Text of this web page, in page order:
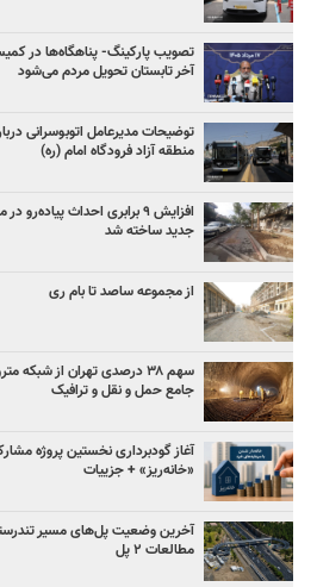
آخر تابستان تحویل مردم می‌شود
توضیحات مدیرعامل اتوبوسرانی
منطقه آزاد فرودگاه امام (ره)
جدید ساخته شد
از مجموعه ساصد تا بام ری
سهم ۳۸ درصدی تهران از
جامع حمل و نقل و ترافیک
آغاز گودبرداری نخستین پروژه
«خانه‌ریز» + جزییات
مطالعات ۲ پل